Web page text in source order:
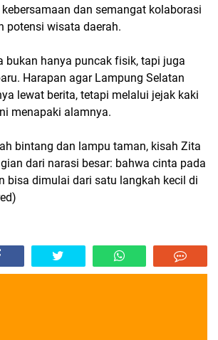
dan semangat kolaborasi
potensi wisata daerah.
bukan hanya puncak fisik, tapi juga
Harapan agar Lampung Selatan
lewat berita, tetapi melalui jejak kaki
menapaki alamnya.
bintang dan lampu taman, kisah Zita
dari narasi besar: bahwa cinta pada
bisa dimulai dari satu langkah kecil di